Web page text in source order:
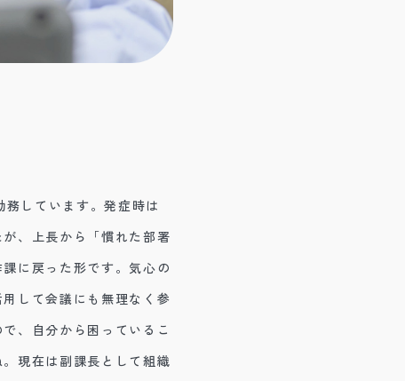
しています。発症時は
、上長から「慣れた部署
に戻った形です。気心の
して会議にも無理なく参
、自分から困っているこ
現在は副課長として組織